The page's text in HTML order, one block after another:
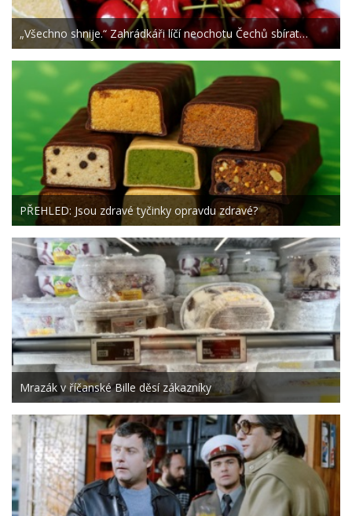
„Všechno shnije.“ Zahrádkáři líčí neochotu Čechů sbírat…
PŘEHLED: Jsou zdravé tyčinky opravdu zdravé?
Mrazák v říčanské Bille děsí zákazníky